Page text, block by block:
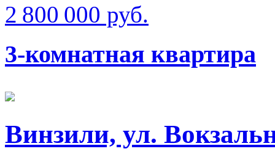
2 800 000 руб.
3-комнатная квартира
Винзили, ул.